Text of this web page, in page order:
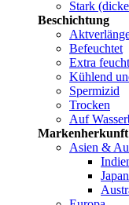
Stark
Beschichtung
Befeuchtet
Extra feucht
Kühlend
Spermizid
Trocken
Auf
Markenherkunft
Asien &
Japan